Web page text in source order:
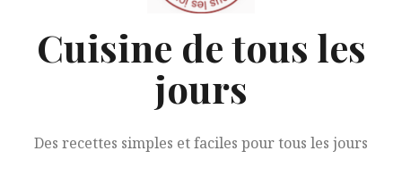
Cuisine de tous les
jours
Des recettes simples et faciles pour tous les jours